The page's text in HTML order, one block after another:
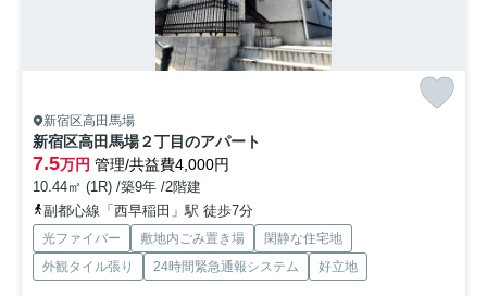
新宿区高田馬場
新宿区高田馬場２丁目のアパート
7.5万円 管理/共益費4,000円
10.44㎡ (1R) /築9年 /2階建
副都心線「西早稲田」駅 徒歩7分
光ファイバー 敷地内ごみ置き場
閑静な住宅地
外観タイル張り
24時間緊急通報システム 好立地